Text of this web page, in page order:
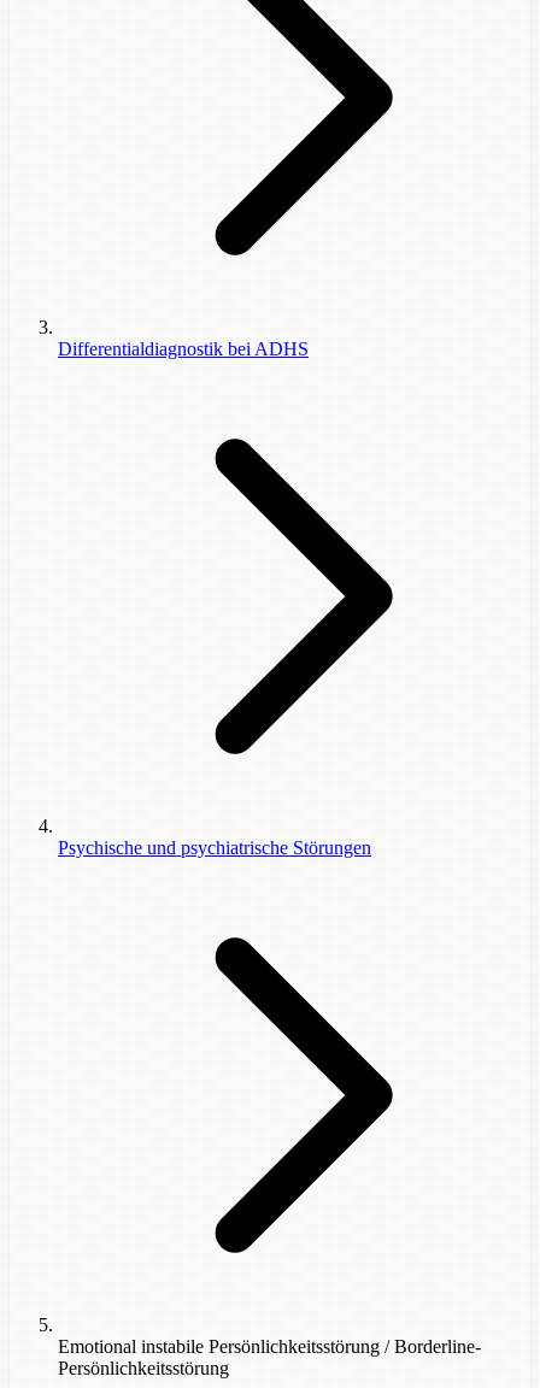
Differentialdiagnostik bei ADHS
Psychische und psychiatrische Störungen
Emotional instabile Persönlichkeitsstörung / Borderline-
Persönlichkeitsstörung